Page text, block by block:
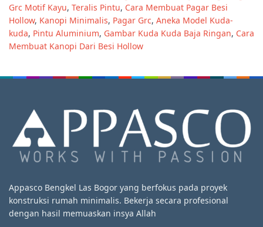
Grc Motif Kayu, Teralis Pintu, Cara Membuat Pagar Besi
Hollow, Kanopi Minimalis, Pagar Grc, Aneka Model Kuda-
kuda, Pintu Aluminium, Gambar Kuda Kuda Baja Ringan, Cara
Membuat Kanopi Dari Besi Hollow
Appasco Bengkel Las Bogor yang berfokus pada proyek
konstruksi rumah minimalis. Bekerja secara profesional
dengan hasil memuaskan insya Allah